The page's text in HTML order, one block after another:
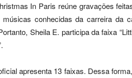
In Paris reúne gravações
músicas conhecidas da carreira da
Sheila E. participa da faixa
apresenta 13 faixas. Dessa